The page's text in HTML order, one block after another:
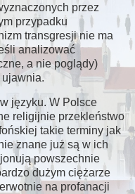
przez
przypadku
transgresji nie ma
analizować
a nie poglądy)
ujawnia.
języku. W Polsce
religijnie przekleństwo
takie terminy jak
znane już są w ich
powszechnie
dużym ciężarze
na profanacji